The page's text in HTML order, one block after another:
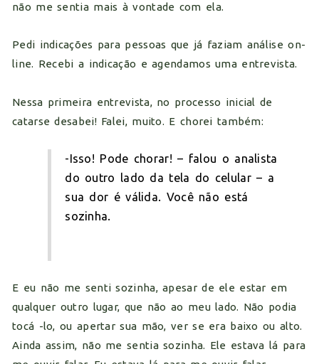
não me sentia mais à vontade com ela.
Pedi indicações para pessoas que já faziam análise on-
line. Recebi a indicação e agendamos uma entrevista.
Nessa primeira entrevista, no processo inicial de
catarse desabei! Falei, muito. E chorei também:
-Isso! Pode chorar! – falou o analista
do outro lado da tela do celular – a
sua dor é válida. Você não está
sozinha.
E eu não me senti sozinha, apesar de ele estar em
qualquer outro lugar, que não ao meu lado. Não podia
tocá -lo, ou apertar sua mão, ver se era baixo ou alto.
Ainda assim, não me sentia sozinha. Ele estava lá para